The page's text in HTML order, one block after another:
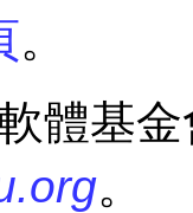
。
體基
。